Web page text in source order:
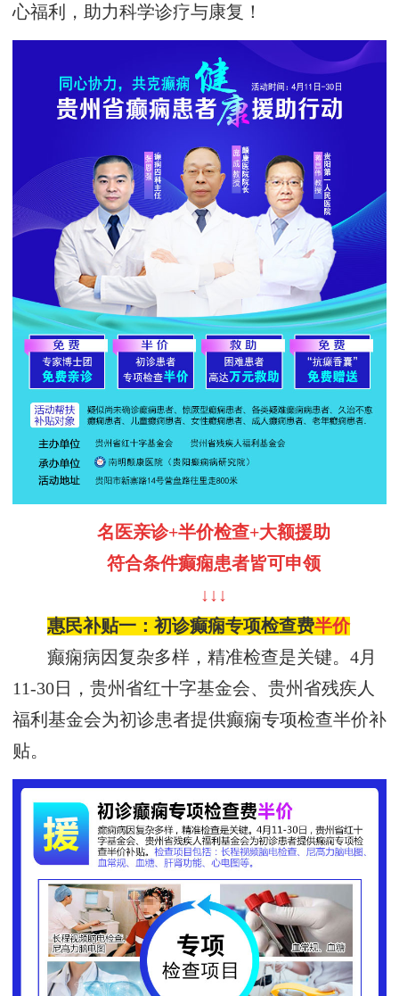
心福利，助力科学诊疗与康复！
名医亲诊+半价检查+大额援助
符合条件癫痫患者皆可申领
↓↓↓
惠民补贴一：初诊癫痫专项检查费半价
癫痫病因复杂多样，精准检查是关键。4月
11-30日， 贵州省红十字基金会、贵州省残疾人
福利基金会为初诊患者提供癫痫专项检查半价补
贴。